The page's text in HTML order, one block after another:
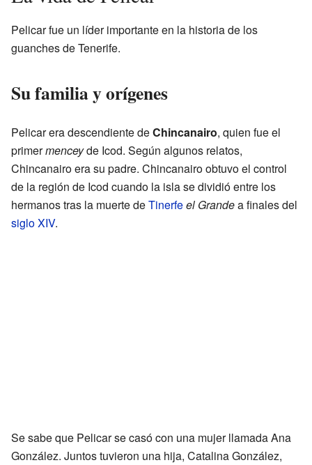
Pelicar fue un líder importante en la historia de los
guanches de Tenerife.
Su familia y orígenes
Pelicar era descendiente deChincanairo, quien fue el
primermenceyde Icod. Según algunos relatos,
Chincanairo era su padre. Chincanairo obtuvo el control
de la región de Icod cuando la isla se dividió entre los
hermanos tras la muerte deTinerfeel Grandea finales del
siglo XIV.
Se sabe que Pelicar se casó con una mujer llamada Ana
González. Juntos tuvieron una hija, Catalina González,